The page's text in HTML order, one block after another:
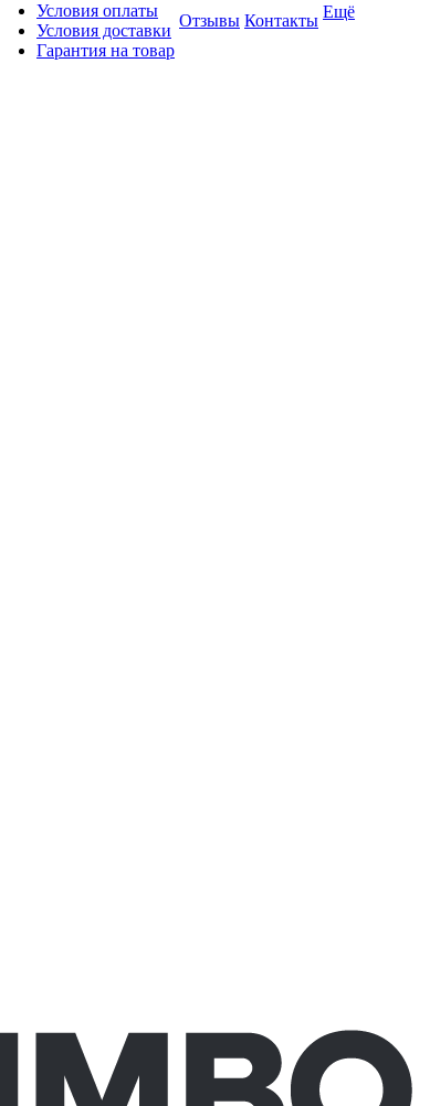
Условия оплаты
Условия доставки
Гарантия на товар
Отзывы Контакты Ещё